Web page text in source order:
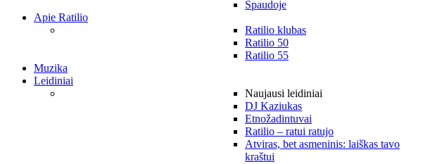
Spaudoje
Apie Ratilio
Ratilio klubas
Ratilio 50
Ratilio 55
Muzika
Leidiniai
Naujausi leidiniai
DJ Kaziukas
Etnožadintuvai
Ratilio – ratui ratujo
Atviras, bet asmeninis: laiškas tavo
kraštui